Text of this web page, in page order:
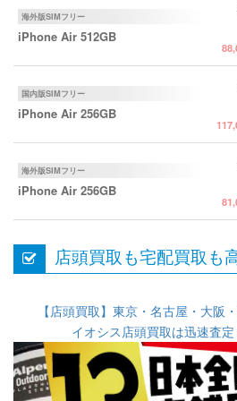
海外版SIMフリー
iPhone Air 512GB
国内版SIMフリー
iPhone Air 256GB
海外版SIMフリー
iPhone Air 256GB
店頭買取も宅配買取も
【店頭買取】 東京・名古屋・大阪
イオシス店頭買取は迅速査